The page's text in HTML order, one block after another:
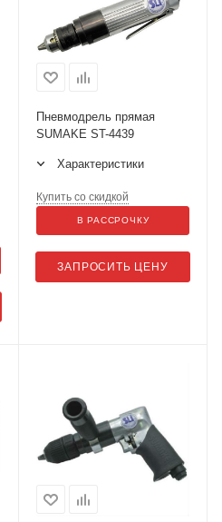
Пневмодрель прямая
SUMAKE ST-4439
Характеристики
ЗАПРОСИТЬ ЦЕНУ
Купить со скидкой
В РАССРОЧКУ